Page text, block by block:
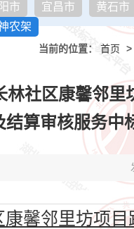
市 宜昌市
黄石市
农架
当前的位置： 首页 >
林社区康馨邻
结算审核服务中
馨邻里坊项目